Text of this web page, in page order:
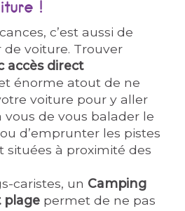
!
c’est aussi de
de voiture. Trouver
accès direct
énorme atout de ne
voiture pour y aller
vous de vous balader le
d’emprunter les pistes
situées à proximité des
caristes, un Camping
plage permet de ne pas